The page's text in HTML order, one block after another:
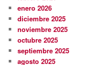
enero 2026
diciembre 2025
noviembre 2025
octubre 2025
septiembre 2025
agosto 2025